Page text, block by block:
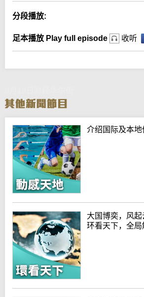
分段播放:
足本播放 Play full episode 收听
介绍国际及本地
大国博奕，风起
环看天下，全局